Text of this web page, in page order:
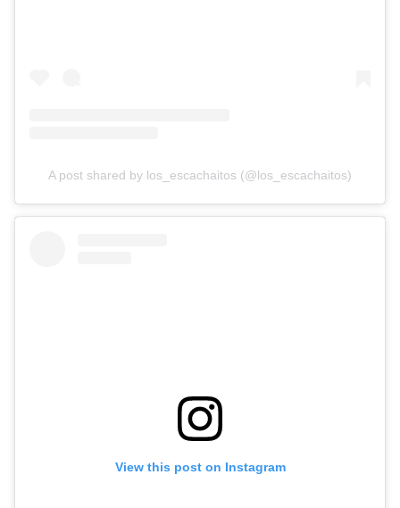
A post shared by los_escachaitos (@los_escachaitos)
View this post on Instagram